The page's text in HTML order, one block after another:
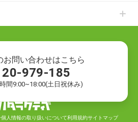
一覧
事一覧
覧
の記事一覧
お問い合わせはこちら
979-185
間9:00~18:00(土日祝休み)
個人情報の取り扱いについて利用規約サイトマップ